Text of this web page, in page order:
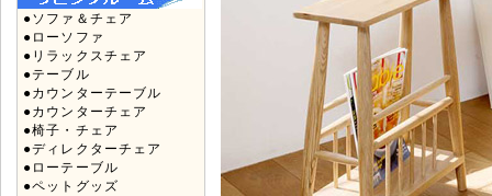
●ソファ＆チェア
●ローソファ
●リラックスチェア
●テーブル
●カウンターテーブル
●カウンターチェア
●椅子・チェア
●ディレクターチェア
●ローテーブル
●ペットグッズ